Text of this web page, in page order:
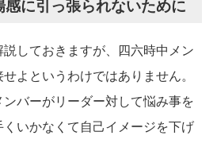
感に引っ張られないために
しておきますが、四六時中メン
よというわけではありません。
バーがリーダー対して悩み事を
いかなくて自己イメージを下げ